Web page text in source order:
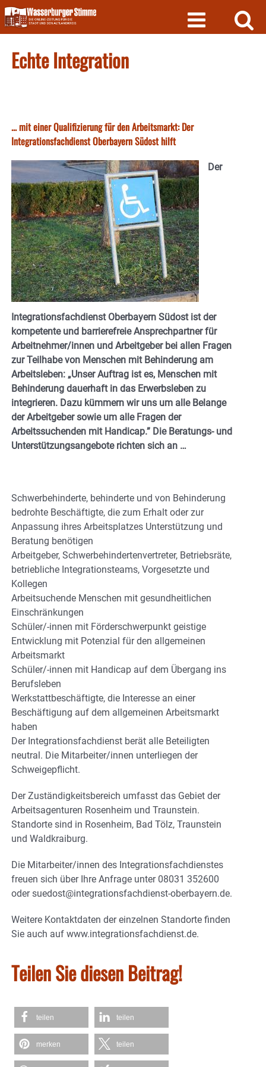
Skip
to
content
Echte Integration
... mit einer Qualifizierung für den Arbeitsmarkt: Der
Integrationsfachdienst Oberbayern Südost hilft
Der
Integrationsfachdienst Oberbayern Südost ist der
kompetente und barrierefreie Ansprechpartner für
Arbeitnehmer/innen und Arbeitgeber bei allen Fragen
zur Teilhabe von Menschen mit Behinderung am
Arbeitsleben: „Unser Auftrag ist es, Menschen mit
Behinderung dauerhaft in das Erwerbsleben zu
integrieren. Dazu kümmern wir uns um alle Belange
der Arbeitgeber sowie um alle Fragen der
Arbeitssuchenden mit Handicap.” Die Beratungs- und
Unterstützungsangebote richten sich an …
Schwerbehinderte, behinderte und von Behinderung
bedrohte Beschäftigte, die zum Erhalt oder zur
Anpassung ihres Arbeitsplatzes Unterstützung und
Beratung benötigen
Arbeitgeber, Schwerbehindertenvertreter, Betriebsräte,
betriebliche Integrationsteams, Vorgesetzte und
Kollegen
Arbeitsuchende Menschen mit gesundheitlichen
Einschränkungen
Schüler/-innen mit Förderschwerpunkt geistige
Entwicklung mit Potenzial für den allgemeinen
Arbeitsmarkt
Schüler/-innen mit Handicap auf dem Übergang ins
Berufsleben
Werkstattbeschäftigte, die Interesse an einer
Beschäftigung auf dem allgemeinen Arbeitsmarkt
haben
Der Integrationsfachdienst berät alle Beteiligten
neutral. Die Mitarbeiter/innen unterliegen der
Schweigepflicht.
Der Zuständigkeitsbereich umfasst das Gebiet der
Arbeitsagenturen Rosenheim und Traunstein.
Standorte sind in Rosenheim, Bad Tölz, Traunstein
und Waldkraiburg.
Die Mitarbeiter/innen des Integrationsfachdienstes
freuen sich über Ihre Anfrage unter 08031 352600
oder suedost@integrationsfachdienst-oberbayern.de.
Weitere Kontaktdaten der einzelnen Standorte finden
Sie auch auf www.integrationsfachdienst.de.
Teilen Sie diesen Beitrag!
teilen teilen
merken teilen